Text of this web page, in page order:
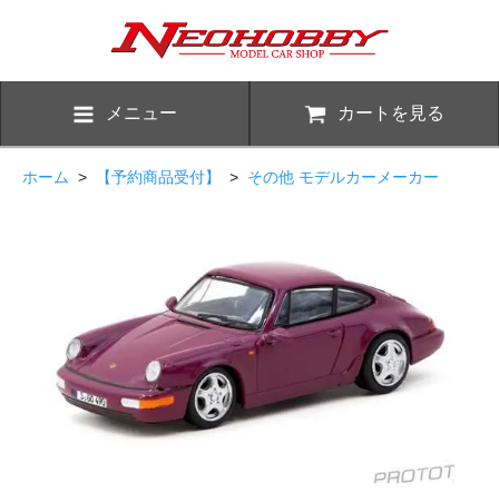
メニュー カートを見る
ホーム > 【予約商品受付】 > その他 モデルカーメーカー